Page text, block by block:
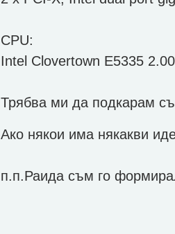
CPU:
Intel Clovertown E5335
Трябва ми да подкарам
Ако някои има някакви
п.п.Раида съм го